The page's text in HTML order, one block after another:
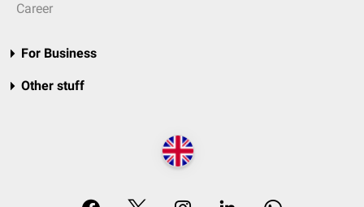
Career
For Business
Other stuff